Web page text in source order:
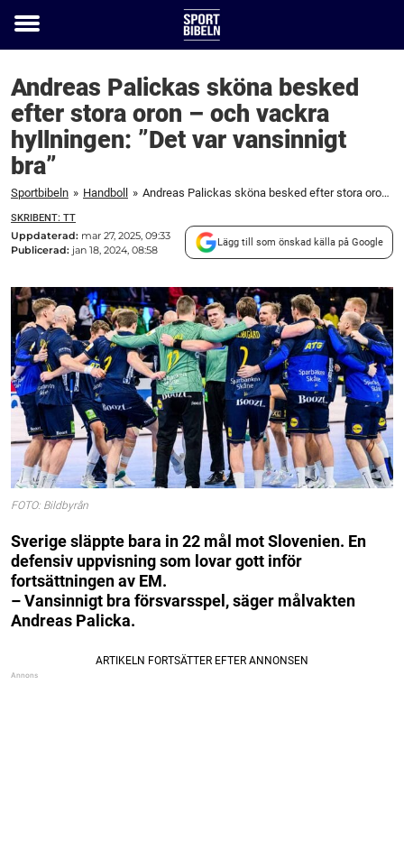
Toggle
Andreas Palickas sköna besked
efter stora oron – och vackra
hyllningen: ”Det var vansinnigt
bra”
Sportbibeln » Handboll » Andreas Palickas sköna besked efter stora oron – och vackra hyllningen: "Det var vansinnigt bra"
SKRIBENT: TT
Uppdaterad: mar 27, 2025, 09:33
Publicerad: jan 18, 2024, 08:58
Lägg till som önskad källa på Google
FOTO: Bildbyrån
Sverige släppte bara in 22 mål mot Slovenien. En
defensiv uppvisning som lovar gott inför
fortsättningen av EM.
– Vansinnigt bra försvarsspel, säger målvakten
Andreas Palicka.